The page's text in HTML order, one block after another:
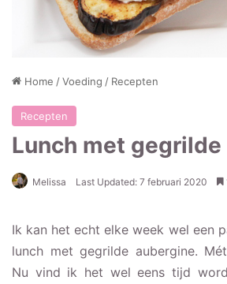
Home /Voeding / Recepten
Recepten
Lunch met
Melissa Last Updated: 7 februari 2020
Ik kan het echt elke week wel een
lunch met gegrilde aubergine.
Nu vind ik het wel eens tijd